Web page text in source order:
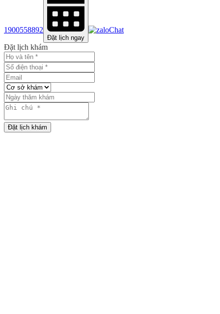
1900558892
Đặt lịch ngay
Chat
Đặt lịch khám
Đặt lịch khám